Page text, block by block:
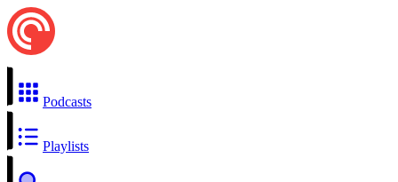
Podcasts
Playlists